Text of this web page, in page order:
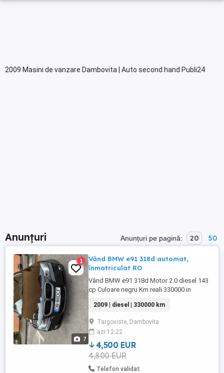
2009 Masini de vanzare Dambovita | Auto second hand Publi24
Anunțuri Anunțuri pe pagină: 20 50
7
1
Vând BMW e91 318d automat,
înmatriculat RO
Vând BMW e91 318d Motor 2.0 diesel 143
cp Culoare negru Km reali 330000 in
Clima Scaune încălzite Jante de aliaj r16
Volan de piele cu comenzi Geamuri și
oglinzi electrice încălzite Pilot automat
Senzori parcare spate Spalatoare de
faruri Faruri cu lupa și ...
2009 | diesel | 330000 km
Targoviste, Dambovita
azi 12:22
4,500 EUR
4,800 EUR
Telefon validat